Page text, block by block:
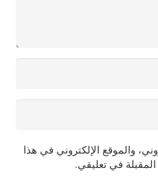
والموقع الإلكتروني في هذا
في تعليقي.